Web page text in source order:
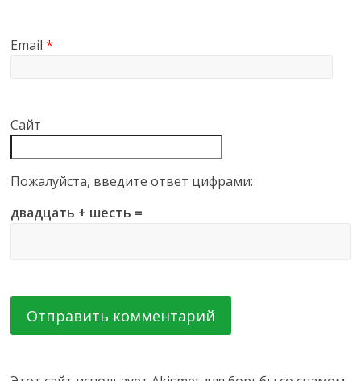
Email*
Сайт
Пожалуйста, введите ответ цифрами:
двадцать + шесть =